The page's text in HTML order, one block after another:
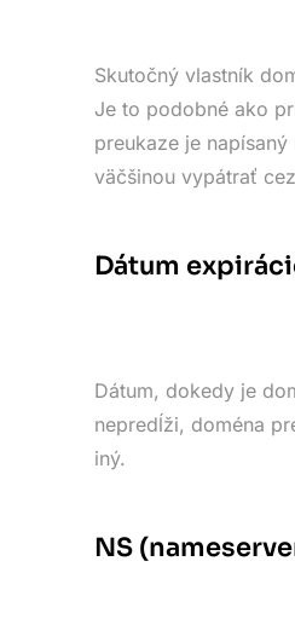
Skutočný vlastník
Je to podobné ako
preukaze je
väčšinou vypátrať
Dátum
Dátum, dokedy je
nepredĺži, doména
iný.
NS